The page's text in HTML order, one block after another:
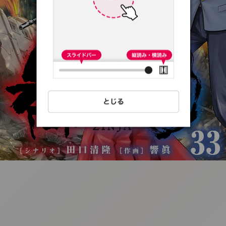
:692.15.692.28:t-
vnqp.lunrzsdszk.vn.oi